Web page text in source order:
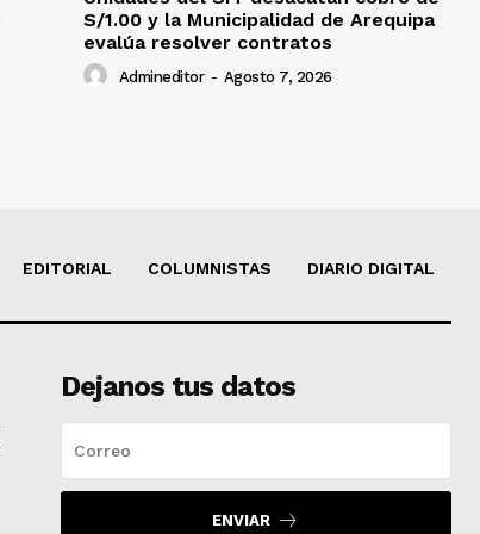
S/1.00 y la Municipalidad de Arequipa
evalúa resolver contratos
Admineditor - Agosto 7, 2026
EDITORIAL COLUMNISTAS DIARIO DIGITAL
Dejanos tus datos
ENVIAR